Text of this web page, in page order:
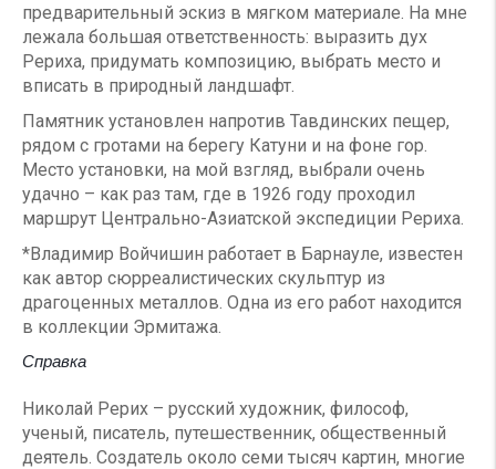
предварительный эскиз в мягком материале. На мне
лежала большая ответственность: выразить дух
Рериха, придумать композицию, выбрать место и
вписать в природный ландшафт.
Памятник установлен напротив Тавдинских пещер,
рядом с гротами на берегу Катуни и на фоне гор.
Место установки, на мой взгляд, выбрали очень
удачно – как раз там, где в 1926 году проходил
маршрут Центрально-Азиатской экспедиции Рериха.
*Владимир Войчишин работает в Барнауле, известен
как автор сюрреалистических скульптур из
драгоценных металлов. Одна из его работ находится
в коллекции Эрмитажа.
Справка
Николай Рерих – русский художник, философ,
ученый, писатель, путешественник, общественный
деятель. Создатель около семи тысяч картин, многие